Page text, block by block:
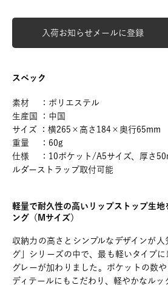
入荷お知らせメールに登録
スペック
素材 ：ポリエステル
生産国 ：中国
サイズ ：横265×高さ184×奥行65mm
重量 ：60g
仕様 ：10ポケット/A5サイズ、厚さ
ルダーストラップ取付可能
軽量で耐久性の高いリップストップ生地
ング（Mサイズ）
収納力の高さとシンプルなデザインが
グ」シリーズの中で、最も軽いタイプ
グレーが加わりました。ポケットの数
ディテールにもこだわり、軽やかなルッ